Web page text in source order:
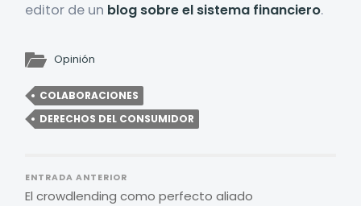
editor de un blog sobre el sistema financiero.
Opinión
COLABORACIONES
DERECHOS DEL CONSUMIDOR
ENTRADA ANTERIOR
El crowdlending como perfecto aliado